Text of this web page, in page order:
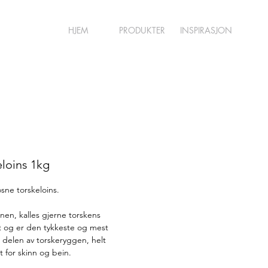
HJEM PRODUKTER INSPIRASJON
1kg
torskeloins.
kalles gjerne torskens
og er den tykkeste og mest
av torskeryggen, helt
for skinn og bein.